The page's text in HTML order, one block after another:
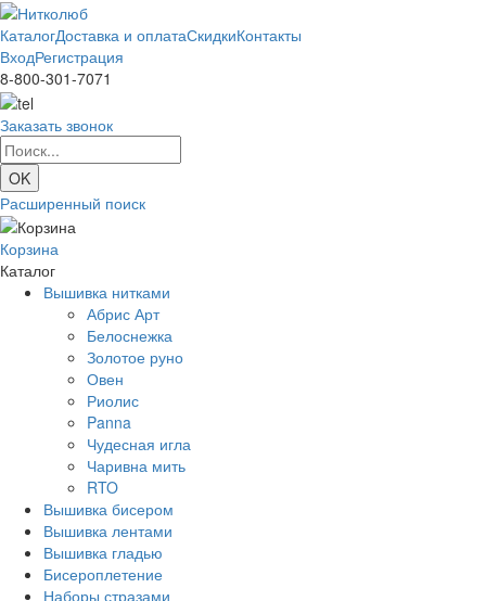
КаталогДоставка и оплатаСкидкиКонтакты
ВходРегистрация
8-800-301-7071
Заказать звонок
Расширенный поиск
Корзина
Каталог
Вышивка нитками
Абрис Арт
Белоснежка
Золотое руно
Овен
Риолис
Panna
Чудесная игла
Чаривна мить
RTO
Вышивка бисером
Вышивка лентами
Вышивка гладью
Бисероплетение
Наборы стразами